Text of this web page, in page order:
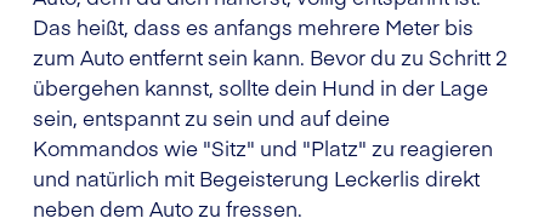
Das heißt, dass es anfangs mehrere Meter bis
zum Auto entfernt sein kann. Bevor du zu Schritt 2
übergehen kannst, sollte dein Hund in der Lage
sein, entspannt zu sein und auf deine
Kommandos wie "Sitz" und "Platz" zu reagieren
und natürlich mit Begeisterung Leckerlis direkt
neben dem Auto zu fressen.